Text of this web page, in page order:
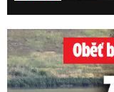
Oběť bouře v jezeru